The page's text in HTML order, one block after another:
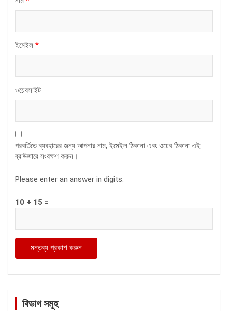
ইমেইল *
ওয়েবসাইট
পরবর্তিতে ব্যবহারের জন্য আপনার নাম, ইমেইল ঠিকানা এবং ওয়েব ঠিকানা এই
ব্রাউজারে সংরক্ষণ করুন।
Please enter an answer in digits:
10 + 15 =
বিভাগ সমূহ